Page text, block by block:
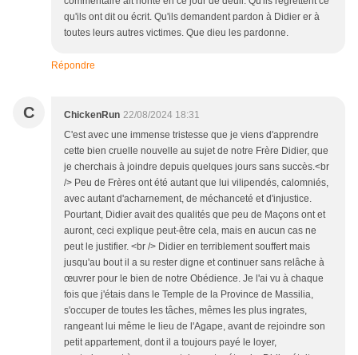
qu'ils ont dit ou écrit. Qu'ils demandent pardon à Didier er à
toutes leurs autres victimes. Que dieu les pardonne.
Répondre
C ChickenRun 22/08/2024 18:31
C'est avec une immense tristesse que je viens d'apprendre
cette bien cruelle nouvelle au sujet de notre Frère Didier, que
je cherchais à joindre depuis quelques jours sans succès.<br
/> Peu de Frères ont été autant que lui vilipendés, calomniés,
avec autant d'acharnement, de méchanceté et d'injustice.
Pourtant, Didier avait des qualités que peu de Maçons ont et
auront, ceci explique peut-être cela, mais en aucun cas ne
peut le justifier. <br /> Didier en terriblement souffert mais
jusqu'au bout il a su rester digne et continuer sans relâche à
œuvrer pour le bien de notre Obédience. Je l'ai vu à chaque
fois que j'étais dans le Temple de la Province de Massilia,
s'occuper de toutes les tâches, mêmes les plus ingrates,
rangeant lui même le lieu de l'Agape, avant de rejoindre son
petit appartement, dont il a toujours payé le loyer,